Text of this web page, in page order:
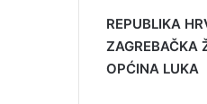
REPUBLIKA
ZAGREBAČKA
OPĆINA LUKA